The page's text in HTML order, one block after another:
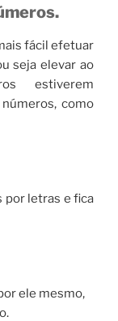
fácil efetuar
seja elevar ao
estiverem
como
por letras e fica
ele mesmo,